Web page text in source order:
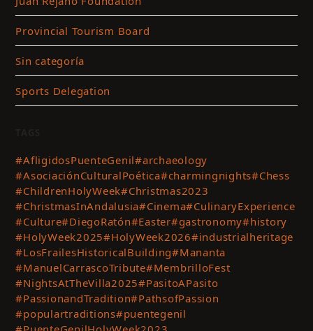
Provincial Tourism Board
Sin categoría
Sports Delegation
#AfligidosPuenteGenil#archaeology
#AsociaciónCulturalPoética#charmingnights#Chess
#ChildrenHolyWeek#Christmas2023
#ChristmasInAndalusia#Cinema#CulinaryExperience
#Culture#DiegoRatón#Easter#gastronomy#history
#HolyWeek2025#HolyWeek2026#industrialheritage
#LosFrailesHistoricalBuilding#Mananta
#ManuelCarrascoTribute#MembrilloFest
#NightsAtTheVilla2025#PasitoAPasito
#PassionandTradition#PathsofPassion
#populartraditions#puentegenil